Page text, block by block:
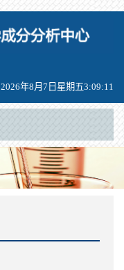
2026年8月7日星期五3:09:12